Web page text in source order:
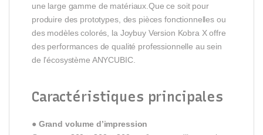
une large gamme de matériaux.Que ce soit pour
produire des prototypes, des pièces fonctionnelles ou
des modèles colorés, la Joybuy Version Kobra X offre
des performances de qualité professionnelle au sein
de l’écosystème ANYCUBIC.
Caractéristiques principales
● Grand volume d’impression